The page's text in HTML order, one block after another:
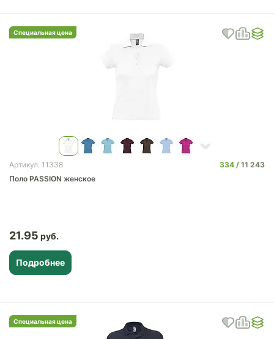
Специальная цена
Артикул: 11338 334
11 243
Поло PASSION женское
21.95
Подробнее
Специальная цена